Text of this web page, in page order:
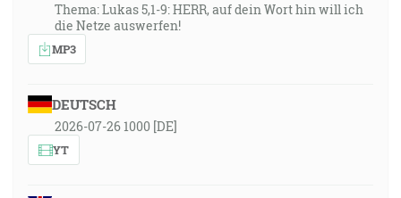
Thema: Lukas 5,1-9: HERR, auf dein Wort hin will ich
die Netze auswerfen!
MP3
DEUTSCH
2026-07-26 1000 [DE]
YT